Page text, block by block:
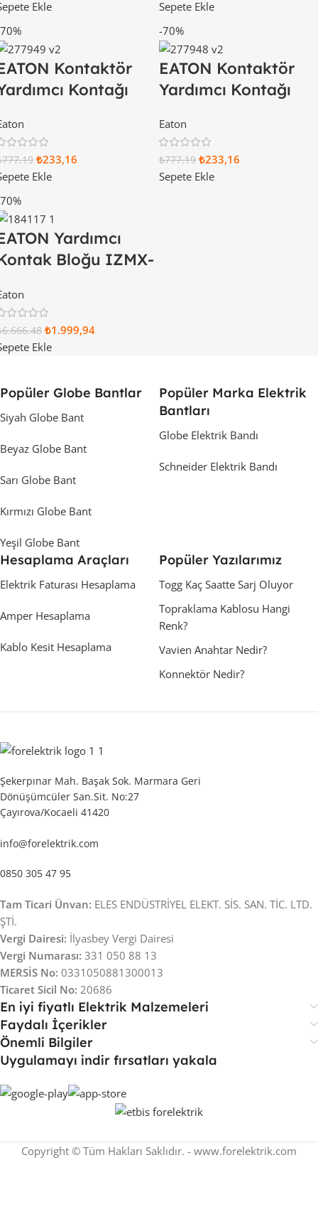
Ekle
Sepete Ekle
Kontaktör
Kontağı
777,19 ₺233,16
Ekle
-70%
EATON Kontaktör
Yardımcı Kontağı
Eaton
₺777,19 ₺233,16
Sepete Ekle
Yardımcı
Bloğu IZMX-
6.666,48 ₺1.999,94
Ekle
Popüler Globe Bantlar
Siyah Globe Bant
Beyaz Globe Bant
Sarı Globe Bant
Kırmızı Globe Bant
Yeşil Globe Bant
Popüler Marka Elektrik
Bantları
Globe Elektrik Bandı
Schneider Elektrik Bandı
Hesaplama Araçları
Elektrik Faturası Hesaplama
Amper Hesaplama
Kablo Kesit Hesaplama
Popüler Yazılarımız
Togg Kaç Saatte Sarj Oluyor
Topraklama Kablosu Hangi
Renk?
Vavien Anahtar Nedir?
Konnektör Nedir?
Şekerpınar Mah. Başak Sok. Marmara Geri
Dönüşümcüler San.Sit. No:27
Çayırova/Kocaeli 41420
info@forelektrik.com
0850 305 47 95
Tam Ticari Ünvan: ELES ENDÜSTRİYEL ELEKT. SİS. SAN. TİC. LTD.
ŞTİ.
Vergi Dairesi: İlyasbey Vergi Dairesi
Vergi Numarası: 331 050 88 13
MERSİS No: 0331050881300013
Ticaret Sicil No: 20686
En iyi fiyatlı Elektrik Malzemeleri
Faydalı İçerikler
Önemli Bilgiler
Uygulamayı indir fırsatları yakala
Copyright © Tüm Hakları Saklıdır. - www.forelektrik.com